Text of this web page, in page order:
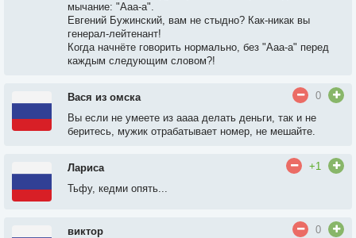
мычание: "Ааа-а".
Евгений Бужинский, вам не стыдно? Как-никак вы
генерал-лейтенант!
Когда начнёте говорить нормально, без "Ааа-а" перед
каждым следующим словом?!
Вася из омска
0
Вы если не умеете из аааа делать деньги, так и не
беритесь, мужик отрабатывает номер, не мешайте.
Лариса
+1
Тьфу, кедми опять...
виктор
0